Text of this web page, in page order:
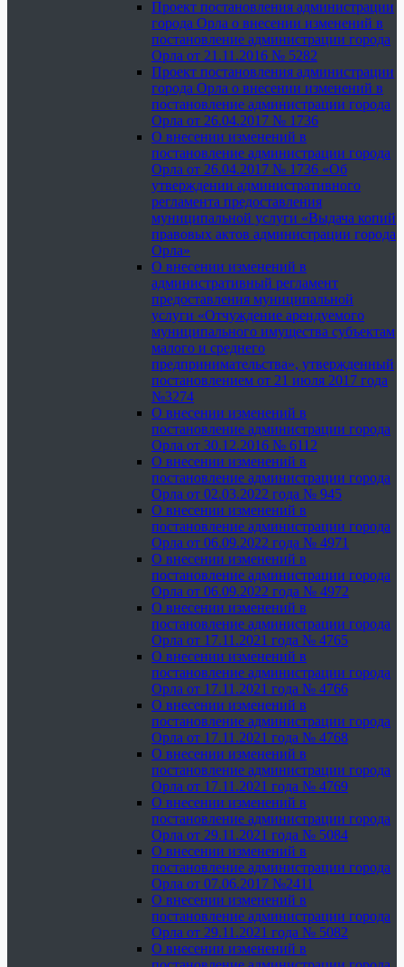
Проект постановления администрации
города Орла о внесении изменений в
постановление администрации города
Орла от 21.11.2016 № 5282
Проект постановления администрации
города Орла о внесении изменений в
постановление администрации города
Орла от 26.04.2017 № 1736
О внесении изменений в
постановление администрации города
Орла от 26.04.2017 № 1736 «Об
утверждении административного
регламента предоставления
муниципальной услуги «Выдача копий
правовых актов администрации города
Орла»
О внесении изменений в
административный регламент
предоставления муниципальной
услуги «Отчуждение арендуемого
муниципального имущества субъектам
малого и среднего
предпринимательства», утвержденный
постановлением от 21 июля 2017 года
№3274
О внесении изменений в
постановление администрации города
Орла от 30.12.2016 № 6112
О внесении изменений в
постановление администрации города
Орла от 02.03.2022 года № 945
О внесении изменений в
постановление администрации города
Орла от 06.09.2022 года № 4971
О внесении изменений в
постановление администрации города
Орла от 06.09.2022 года № 4972
О внесении изменений в
постановление администрации города
Орла от 17.11.2021 года № 4765
О внесении изменений в
постановление администрации города
Орла от 17.11.2021 года № 4766
О внесении изменений в
постановление администрации города
Орла от 17.11.2021 года № 4768
О внесении изменений в
постановление администрации города
Орла от 17.11.2021 года № 4769
О внесении изменений в
постановление администрации города
Орла от 29.11.2021 года № 5084
О внесении изменений в
постановление администрации города
Орла от 07.06.2017 №2411
О внесении изменений в
постановление администрации города
Орла от 29.11.2021 года № 5082
О внесении изменений в